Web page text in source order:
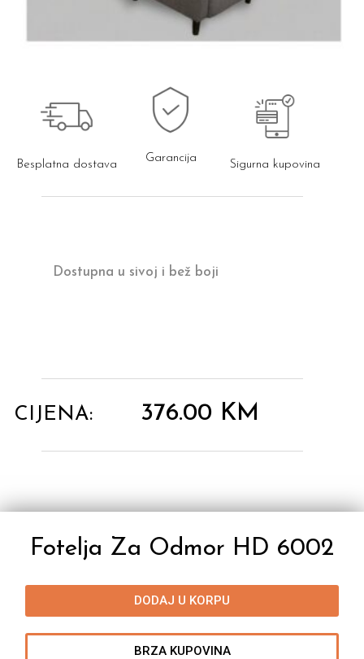
Besplatna dostava Garancija Sigurna kupovina
Dostupna u sivoj i bež boji
CIJENA: 376.00 KM
Fotelja Za Odmor HD 6002
DODAJ U KORPU
BRZA KUPOVINA